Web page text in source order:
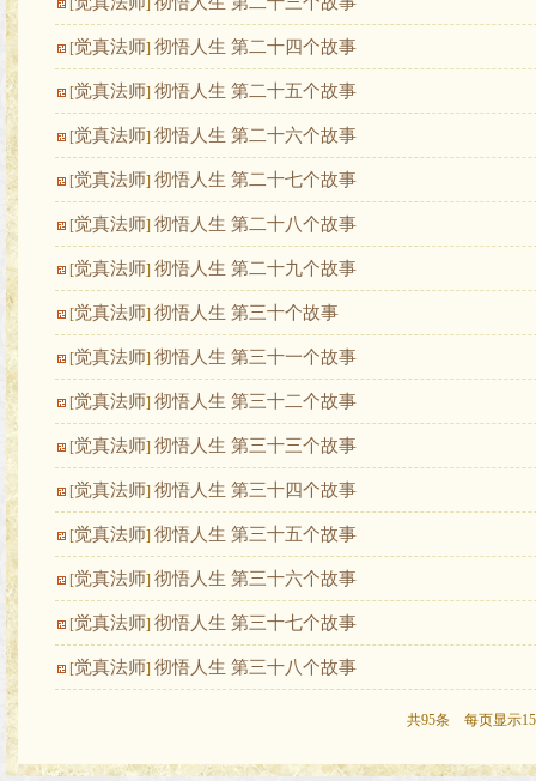
[觉真法师] 彻悟人生 第二十四个故事
[觉真法师] 彻悟人生 第二十五个故事
[觉真法师] 彻悟人生 第二十六个故事
[觉真法师] 彻悟人生 第二十七个故事
[觉真法师] 彻悟人生 第二十八个故事
[觉真法师] 彻悟人生 第二十九个故事
[觉真法师] 彻悟人生 第三十个故事
[觉真法师] 彻悟人生 第三十一个故事
[觉真法师] 彻悟人生 第三十二个故事
[觉真法师] 彻悟人生 第三十三个故事
[觉真法师] 彻悟人生 第三十四个故事
[觉真法师] 彻悟人生 第三十五个故事
[觉真法师] 彻悟人生 第三十六个故事
[觉真法师] 彻悟人生 第三十七个故事
[觉真法师] 彻悟人生 第三十八个故事
共95条 每页显示